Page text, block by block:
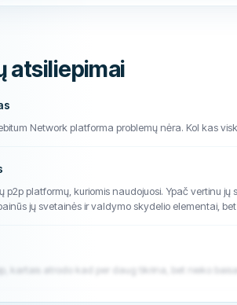
atsiliepimai
Network platforma problemų nėra. Kol kas
platformų, kuriomis naudojuosi. Ypač vertinu
jų svetainės ir valdymo skydelio elementai,
kartais atrodo kad per daug tikrina, bet nieko